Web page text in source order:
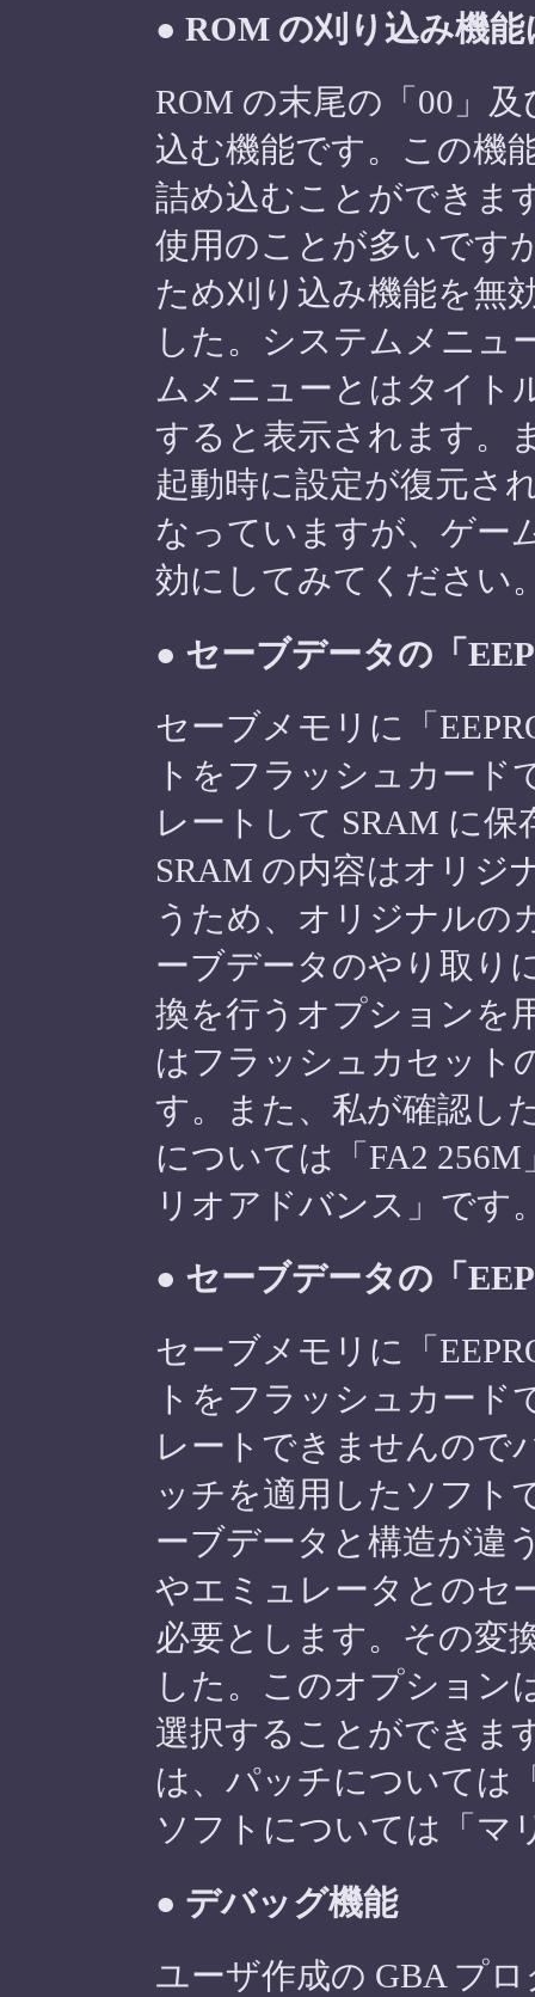
● ROM の刈り込み機
ROM の末尾の「00」
込む機能です。この機
詰め込むことができま
使用のことが多いです
ため刈り込み機能を無
した。システムメニュ
ムメニューとはタイト
すると表示されます。
起動時に設定が復元さ
なっていますが、ゲー
効にしてみてください
● セーブデータの「
セーブメモリに「
トをフラッシュカード
レートして SRAM に
SRAM の内容はオリジ
うため、オリジナルの
ーブデータのやり取り
換を行うオプションを
はフラッシュカセット
す。また、私が確認し
については「FA2
リオアドバンス」です
● セーブデータの「
セーブメモリに「
トをフラッシュカード
レートできませんので
ッチを適用したソフト
ーブデータと構造が違
やエミュレータとのセ
必要とします。その変
した。このオプション
選択することができま
は、パッチについては
ソフトについては「マ
● デバッグ機能
ユーザ作成の GBA プ